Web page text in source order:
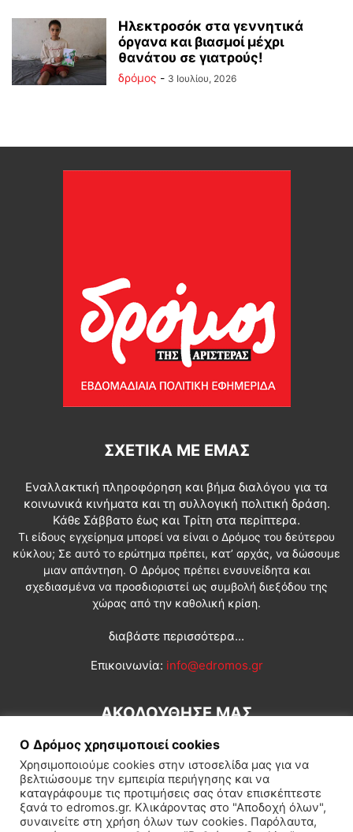
Ηλεκτροσόκ στα γεννητικά
όργανα και βιασμοί μέχρι
θανάτου σε γιατρούς!
δρόμος - 3 Ιουλίου, 2026
ΣΧΕΤΙΚΆ ΜΕ ΕΜΆΣ
Εναλλακτική πληροφόρηση και βήμα διαλόγου για τα
κοινωνικά κινήματα και τη συλλογική πολιτική δράση.
Κάθε Σάββατο έως και Τρίτη στα περίπτερα.
Τι είδους εγχείρημα μπορεί να είναι ο Δρόμος του δεύτερου
κύκλου; Σε αυτό το ερώτημα πρέπει, κατ’ αρχάς, να δώσουμε
μιαν απάντηση. Ο Δρόμος πρέπει ενσυνείδητα και
σχεδιασμένα να προσδιοριστεί ως συμβολή διεξόδου της
χώρας από την καθολική κρίση.
διαβάστε περισσότερα...
Επικοινωνία: info@edromos.gr
ΑΚΟΛΟΥΘΗΣΕ ΜΑΣ
Εγγραφή συνδρομητή Πολιτική Διεθνή Κοινωνία
Ο Δρόμος χρησιμοποιεί cookies
Χρησιμοποιούμε cookies στην ιστοσελίδα μας για να
βελτιώσουμε την εμπειρία περιήγησης και να
καταγράφουμε τις προτιμήσεις σας όταν επισκέπτεστε
ξανά το edromos.gr. Κλικάροντας στο "Αποδοχή όλων",
συναινείτε στη χρήση όλων των cookies. Παρόλαυτα,